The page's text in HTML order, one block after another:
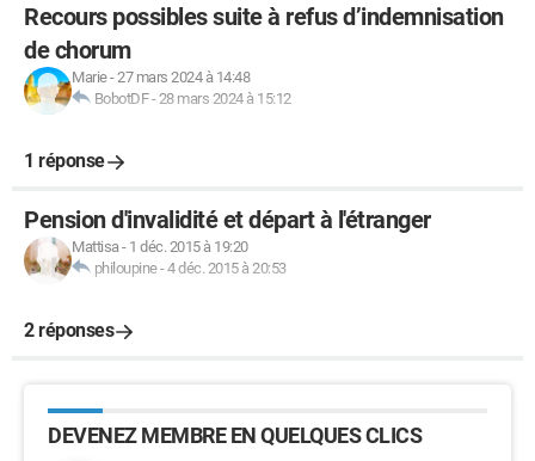
Recours possibles suite à refus d’indemnisation
de chorum
Marie-27 mars 2024 à 14:48
BobotDF-28 mars 2024 à 15:12
1 réponse
Pension d'invalidité et départ à l'étranger
Mattisa- 1 déc. 2015 à 19:20
philoupine-4 déc. 2015 à 20:53
2 réponses
DEVENEZ MEMBRE EN QUELQUES CLICS